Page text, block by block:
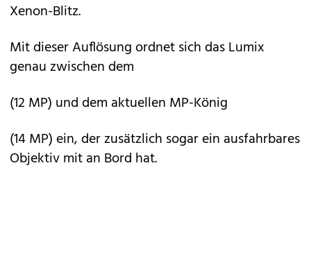
Xenon-Blitz.
Mit dieser Auflösung ordnet sich das Lumix
genau zwischen dem
(12 MP) und dem aktuellen MP-König
(14 MP) ein, der zusätzlich sogar ein ausfahrbares
Objektiv mit an Bord hat.